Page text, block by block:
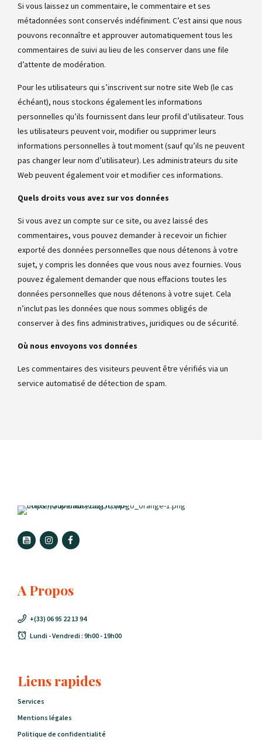
Si vous laissez un commentaire, le commentaire et ses
métadonnées sont conservés indéfiniment. C’est ainsi que nous
pouvons reconnaître et approuver automatiquement tous les
commentaires de suivi au lieu de les conserver dans une file
d’attente de modération.
Pour les utilisateurs qui s’inscrivent sur notre site Web (le cas
échéant), nous stockons également les informations
personnelles qu’ils fournissent dans leur profil d’utilisateur. Tous
les utilisateurs peuvent voir, modifier ou supprimer leurs
informations personnelles à tout moment (sauf qu’ils ne peuvent
pas changer leur nom d’utilisateur). Les administrateurs du site
Web peuvent également voir et modifier ces informations.
Quels droits vous avez sur vos données
Si vous avez un compte sur ce site, ou avez laissé des
commentaires, vous pouvez demander à recevoir un fichier
exporté des données personnelles que nous détenons à votre
sujet, y compris les données que vous nous avez fournies. Vous
pouvez également demander que nous effacions toutes les
données personnelles que nous détenons à votre sujet. Cela
n’inclut pas les données que nous sommes obligés de
conserver à des fins administratives, juridiques ou de sécurité.
Où nous envoyons vos données
Les commentaires des visiteurs peuvent être vérifiés via un
service automatisé de détection de spam.
A Propos
+(33) 06 95 22 13 94
Lundi - Vendredi : 9h00 - 19h00
Liens rapides
Services
Mentions légales
Politique de confidentialité